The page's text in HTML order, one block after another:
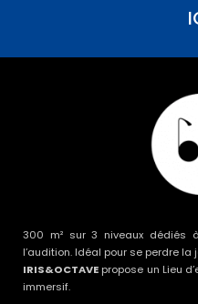
300 m² sur 3 niveaux dédiés
l’audition. Idéal pour se perdre la
IRIS&OCTAVE propose un Lieu
immersif.